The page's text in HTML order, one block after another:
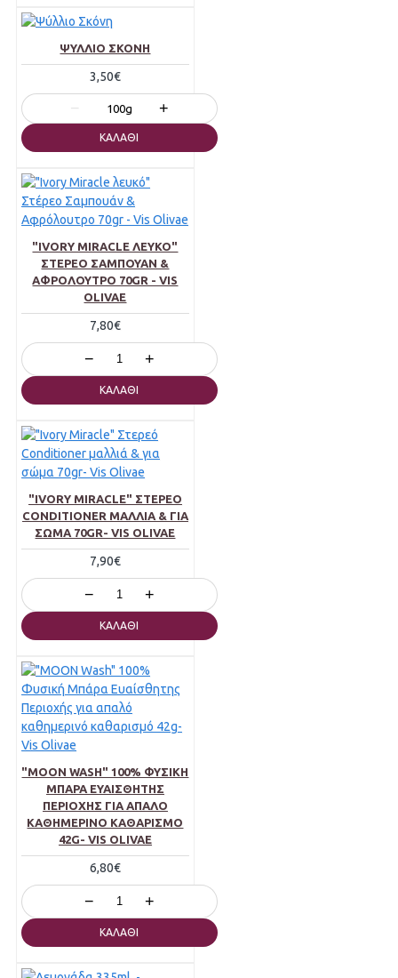
ΨΎΛΛΙΟ ΣΚΌΝΗ
3,50€
− 100g +
ΚΑΛΆΘΙ
"IVORY MIRACLE ΛΕΥΚΌ"
ΣΤΈΡΕΟ ΣΑΜΠΟΥΆΝ &
ΑΦΡΌΛΟΥΤΡΟ 70GR - VIS
OLIVAE
7,80€
− +
ΚΑΛΆΘΙ
"IVORY MIRACLE" ΣΤΕΡΕΌ
CONDITIONER ΜΑΛΛΙΆ & ΓΙΑ
ΣΏΜΑ 70GR- VIS OLIVAE
7,90€
− +
ΚΑΛΆΘΙ
"MOON WASH" 100% ΦΥΣΙΚΉ
ΜΠΆΡΑ ΕΥΑΊΣΘΗΤΗΣ
ΠΕΡΙΟΧΉΣ ΓΙΑ ΑΠΑΛΌ
ΚΑΘΗΜΕΡΙΝΌ ΚΑΘΑΡΙΣΜΌ
42G- VIS OLIVAE
6,80€
− +
ΚΑΛΆΘΙ